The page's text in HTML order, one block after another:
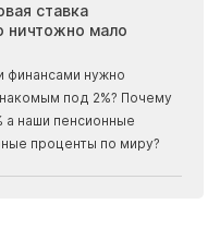
ставка
ничтожно мало
финансами нужно
под 2%? Почему
наши пенсионные
проценты по миру?